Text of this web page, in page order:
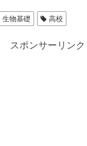
生物基礎 高校
スポンサーリンク